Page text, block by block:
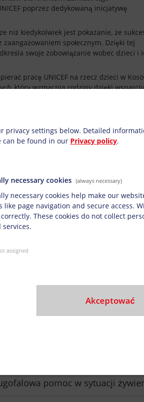
poprzez dedykowaną inicjatywę
niż kiedykolwiek jest pokazanie, że
społecznym. Dzięki tej
swoje zobowiązanie wobec dzieci i
pracę UNICEF na rzecz dzieci w
, który wzmacnia rodziny dzięki
zdrowotnej w społecznościach. W Kosowie
Zdrowia, aby poprawić
kobiet w ciąży oraz dzieci do trzeciego
są pracownicy zdrowotni, którzy
– szczególnie te mieszkające w odległych
Podczas wizyt rodzice otrzymują
samego początku, co pomaga zapewnić
pracy UNICEF, odwiedź stronę
krok dla przyjaznej dla
wnosi od 2018 r. wkład finansowy w
otrzymuje wyróżnienie EcoVadis Gold
asortyment produktów Doneck
pomoc w sytuacji
privacy settings below. Detailed
can be found in our Privacy policy.
necessary cookies (always necessary)
necessary cookies help make our
like page navigation and secure access.
These cookies do not collect
services.
assigned
Akceptować